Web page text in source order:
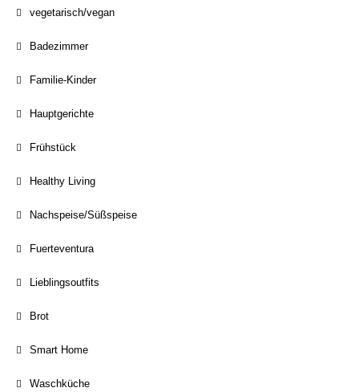
vegetarisch/vegan
Badezimmer
Familie-Kinder
Hauptgerichte
Frühstück
Healthy Living
Nachspeise/Süßspeise
Fuerteventura
Lieblingsoutfits
Brot
Smart Home
Waschküche